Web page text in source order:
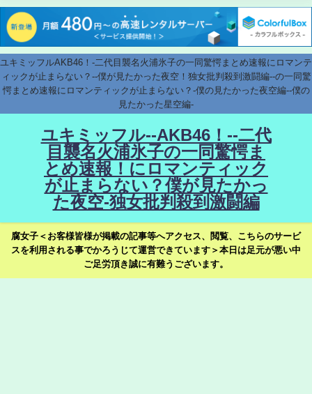
ユキミッフルAKB46！-二代目襲名火浦氷子の一同驚愕まとめ速報にロマンテ
ィックが止まらない？--僕が見たかった夜空！独女批判殺到激闘編--の一同驚
愕まとめ速報にロマンティックが止まらない？-僕の見たかった夜空編--僕の
見たかった星空編-
ユキミッフル--AKB46！--二代
目襲名火浦氷子の一同驚愕ま
とめ速報！にロマンティック
が止まらない？僕が見たかっ
た夜空-独女批判殺到激闘編
腐女子＜お客様皆様が掲載の記事等へアクセス、閲覧、こちらのサービ
スを利用される事でかろうじて運営できています＞本日は足元が悪い中
ご足労頂き誠に有難うございます。